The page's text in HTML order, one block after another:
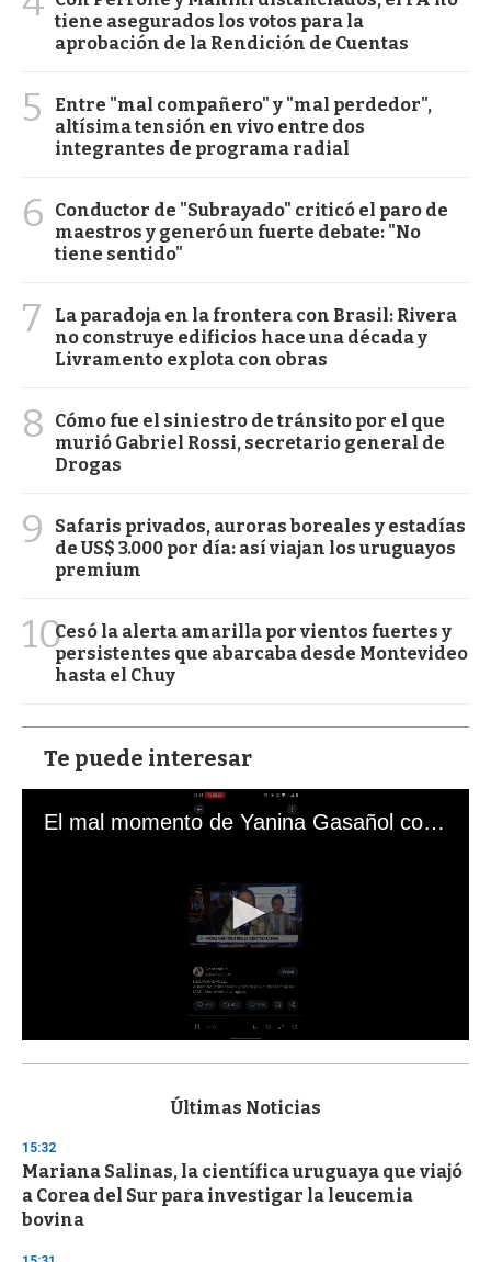
tiene asegurados los votos para la
aprobación de la Rendición de Cuentas
5
Entre "mal compañero" y "mal perdedor",
altísima tensión en vivo entre dos
integrantes de programa radial
6
Conductor de "Subrayado" criticó el paro de
maestros y generó un fuerte debate: "No
tiene sentido"
7
La paradoja en la frontera con Brasil: Rivera
no construye edificios hace una década y
Livramento explota con obras
8
Cómo fue el siniestro de tránsito por el que
murió Gabriel Rossi, secretario general de
Drogas
9
Safaris privados, auroras boreales y estadías
de US$ 3.000 por día: así viajan los uruguayos
premium
10Cesó la alerta amarilla por vientos fuertes y
persistentes que abarcaba desde Montevideo
hasta el Chuy
Te puede interesar
El mal momento de Yanina Gasañol con un hincha argentino en "Subrayado"
s
d
s
o
f
3
Últimas Noticias
15:32
Mariana Salinas, la científica uruguaya que viajó
a Corea del Sur para investigar la leucemia
bovina